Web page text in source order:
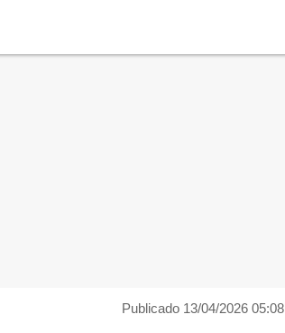
Publicado 13/04/2026 05:08